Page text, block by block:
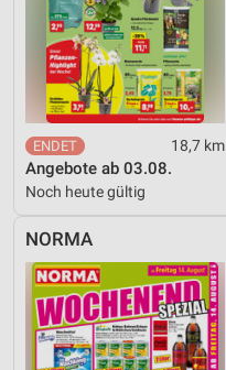
18,7 km
Angebote ab 03.08.
Noch heute gültig
NORMA